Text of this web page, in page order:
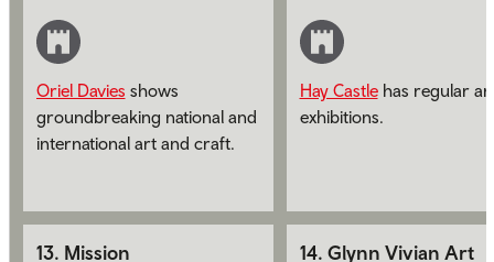
Oriel Davies shows
groundbreaking national and
international art and craft.
Hay Castlehas regular
exhibitions.
13. Mission 14. Glynn Vivian Art